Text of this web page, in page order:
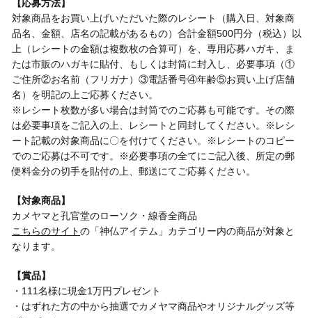
【応募方法】
対象商品をお買い上げいただいた際のレシート（購入日、対象商
品名、金額、店名の記載があるもの）合計金額500円分（税込）以
上（レシートの金額は複数枚の合算可）を、専用応募ハガキ、ま
たは市販のハガキに貼付、もしくは封筒に封入し、必要事項（①
ご住所②お名前（フリガナ）③電話番号④年齢⑤お買い上げ店舗
名）を明記の上ご応募ください。
※レシート枚数が多い場合は封筒でのご応募も可能です。その際
は必要事項をご記入の上、レシートと同封してください。※レシ
ート記載の対象商品に〇を付けてください。※レシートのコピー
でのご応募は不可です。※必要事項の全てにご記入後、所定の郵
便料金分の切手を貼付の上、郵送にてご応募ください。
【対象商品】
カメヤマと孔官堂のローソク・線香全商品
こちらのサイトの「神仏アイテム」カテゴリー内の商品が対象と
なります。
【賞品】
・111名様に現金1万円プレゼント
・はずれた方の中から抽選でカメヤマ商品やオリジナルグッズ等